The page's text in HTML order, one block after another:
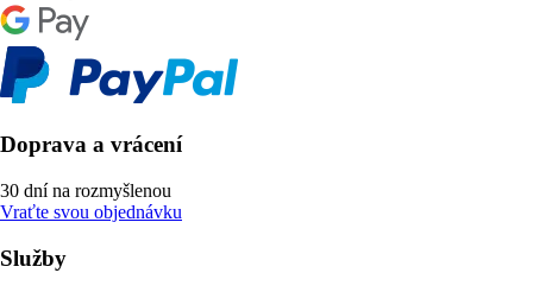
Doprava a vrácení
30 dní na rozmyšlenou
Vraťte svou objednávku
Služby